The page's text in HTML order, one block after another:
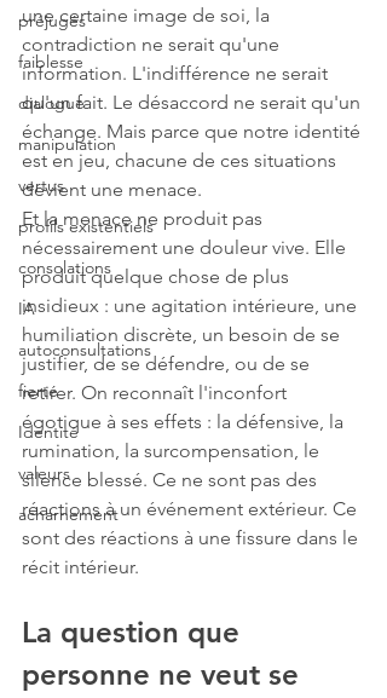
préjugés
faiblesse
dialogue
manipulation
vertus
profils existentiels
consolations
IA
autoconsultations
fierté
Identité
valeurs
acharnement
une certaine image de soi, la
contradiction ne serait qu'une
information. L'indifférence ne serait
qu'un fait. Le désaccord ne serait qu'un
échange. Mais parce que notre identité
est en jeu, chacune de ces situations
devient une menace.
Et la menace ne produit pas
nécessairement une douleur vive. Elle
produit quelque chose de plus
insidieux : une agitation intérieure, une
humiliation discrète, un besoin de se
justifier, de se défendre, ou de se
retirer. On reconnaît l'inconfort
égotique à ses effets : la défensive, la
rumination, la surcompensation, le
silence blessé. Ce ne sont pas des
réactions à un événement extérieur. Ce
sont des réactions à une fissure dans le
récit intérieur.
La question que
personne ne veut se